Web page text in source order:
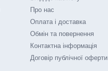
Про нас
Оплата і доставка
Обмін та повернення
Контактна інформація
Договір публічної оферти